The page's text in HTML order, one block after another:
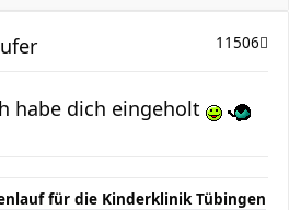
11506
habe dich eingeholt
für die Kinderklinik Tübingen